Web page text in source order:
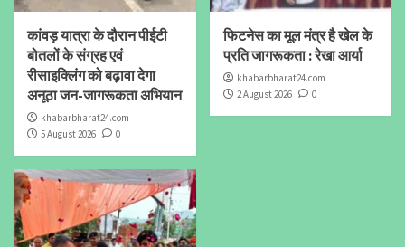
कांवड़ यात्रा के दौरान पीईटी
बोतलों के संग्रह एवं
रीसाइक्लिंग को बढ़ावा देगा
अनूठा जन-जागरूकता अभियान
khabarbharat24.com
5 August 2026
0
फिटनेस का मूल मंत्र है खेल के
प्रति जागरूकता : रेखा आर्या
khabarbharat24.com
2 August 2026
0